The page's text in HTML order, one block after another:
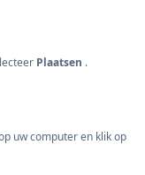
Plaatsen .
uw computer en klik op